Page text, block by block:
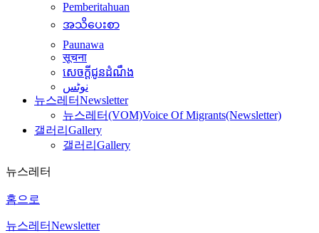
Pemberitahuan
အသိပေးစာ
Paunawa
सूचना
សេចក្តីជូនដំណឹង
نوٹس
뉴스레터Newsletter
뉴스레터(VOM)Voice Of Migrants(Newsletter)
갤러리 Gallery
갤러리 Gallery
뉴스레터
홈으로
뉴스레터Newsletter